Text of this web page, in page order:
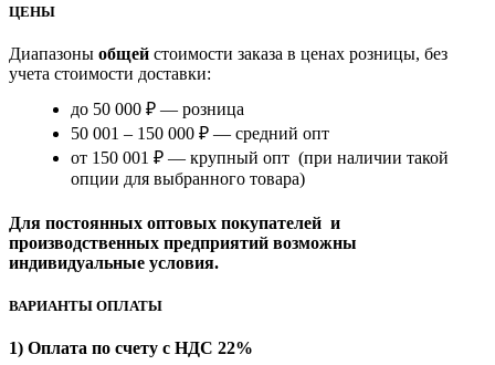
ЦЕНЫ
Диапазоны общей стоимости заказа в ценах розницы, без
учета стоимости доставки:
до 50 000 ₽ — розница
50 001 – 150 000 ₽ — средний опт
от 150 001 ₽ — крупный опт (при наличии такой
опции для выбранного товара)
Для постоянных оптовых покупателей и
производственных предприятий возможны
индивидуальные условия.
ВАРИАНТЫ ОПЛАТЫ
1) Оплата по счету с НДС 22%